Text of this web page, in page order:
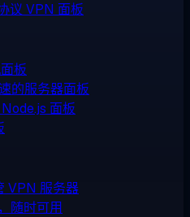
议 VPN 面板
板
的服务器面板
面板
VPN 服务器
随时可用